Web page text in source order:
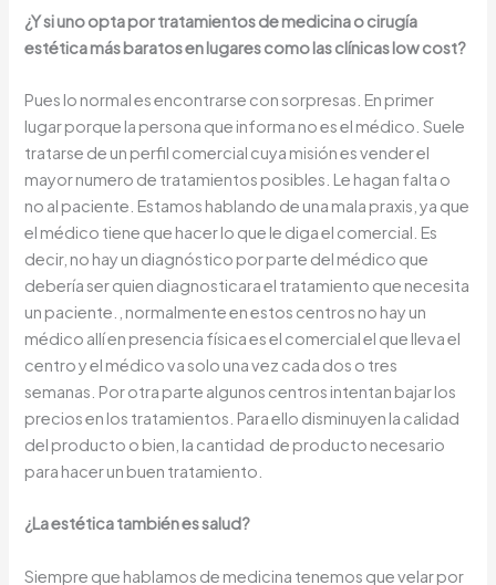
¿Y si uno opta por tratamientos de medicina o cirugía
estética más baratos en lugares como las clínicas low cost?
Pues lo normal es encontrarse con sorpresas. En primer
lugar porque la persona que informa no es el médico. Suele
tratarse de un perfil comercial cuya misión es vender el
mayor numero de tratamientos posibles. Le hagan falta o
no al paciente. Estamos hablando de una mala praxis, ya que
el médico tiene que hacer lo que le diga el comercial. Es
decir, no hay un diagnóstico por parte del médico que
debería ser quien diagnosticara el tratamiento que necesita
un paciente., normalmente en estos centros no hay un
médico allí en presencia física es el comercial el que lleva el
centro y el médico va solo una vez cada dos o tres
semanas. Por otra parte algunos centros intentan bajar los
precios en los tratamientos. Para ello disminuyen la calidad
del producto o bien, la cantidad de producto necesario
para hacer un buen tratamiento.
¿La estética también es salud?
Siempre que hablamos de medicina tenemos que velar por